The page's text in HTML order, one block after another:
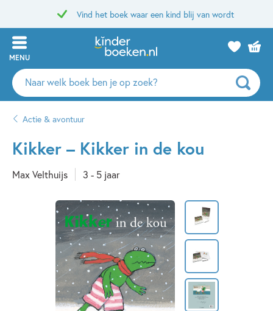
Vind het boek waar een kind blij van wordt
MENU
Zoeken
naar
auteurs
uitgevers
Actie & avontuur
Kikker – Kikker in de kou
Max Velthuijs 3 - 5 jaar